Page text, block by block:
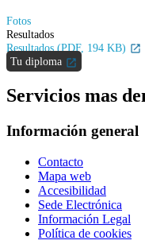
Fotos
Resultados
Resultados (PDF, 194 KB)
Tu diploma
Servicios mas
Información general
Contacto
Mapa web
Accesibilidad
Sede Electrónica
Información Legal
Política de cookies